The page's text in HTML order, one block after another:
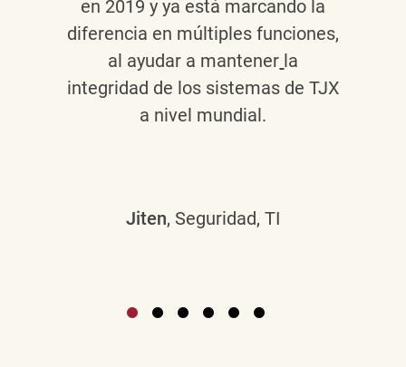
en 2019 y ya está marcando la
diferencia en múltiples funciones,
al ayudar a mantener la
integridad de los sistemas de TJX
a nivel mundial.
Jiten, Seguridad, TI